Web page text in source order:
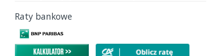
Raty bankowe